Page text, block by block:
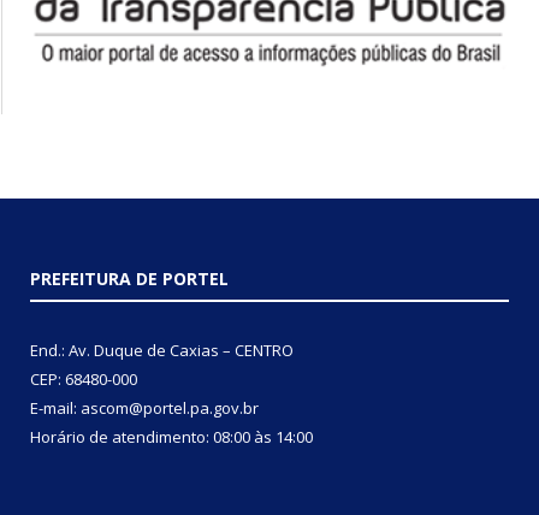
PREFEITURA DE PORTEL
End.: Av. Duque de Caxias – CENTRO
CEP: 68480-000
E-mail: ascom@portel.pa.gov.br
Horário de atendimento: 08:00 às 14:00